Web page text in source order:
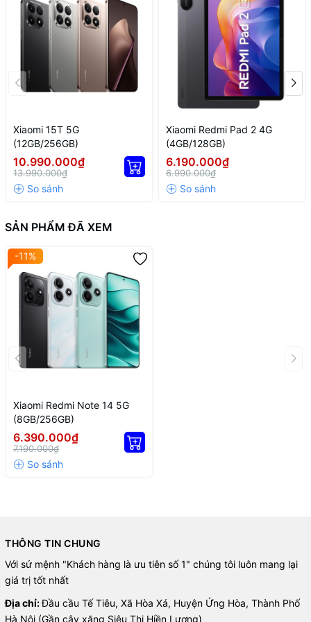
7025-Ultra, bộ xử lý tám nhân 6 nm với tốc độ lên đến 2.5 GHz,
kết hợp cùng RAM 8 GB, giúp máy xử lý mượt mà mọi tác vụ. Dù
duyệt web, sử dụng mạng xã hội hay chơi game nặng, thiết bị vẫn
đảm bảo phản hồi nhanh, chuyển đổi ứng dụng liền mạch mà
không gặp tình trạng giật lag.
Camera đa năng, ghi lại khoảnh khắc tuyệt đẹp
Chiếc điện thoại Xiaomi này sở hữu hệ thống camera ấn tượng với
camera chính 108 MP, hứa hẹn sẽ chụp những bức ảnh tuyệt đẹp
với độ chi tiết và rõ nét vượt trội, cho phép bạn lưu giữ những kỷ
niệm của mình với chất lượng sống động, ngay cả trong điều kiện
ánh sáng khó khăn.
Redmi Note 14 5G giúp bạn chụp cận cảnh rõ nét với camera
macro 2 MP, cho phép bắt trọn những chi tiết nhỏ mà mắt thường
khó thấy. Ngoài ra, camera góc siêu rộng 8 MP giúp bạn thu trọn
cảnh vật rộng lớn, chụp ảnh nhóm dễ dàng hay ghi lại những
Xiaomi 15T 5G
(12GB/256GB)
10.990.000₫
13.990.000₫
Xiaomi Redmi Pad 2 4G
(4GB/128GB)
6.190.000₫
6.990.000₫
SẢN PHẨM ĐÃ XEM
-11%
Xiaomi Redmi Note 14 5G
(8GB/256GB)
6.390.000₫
7.190.000₫
THÔNG TIN CHUNG
Với sứ mệnh "Khách hàng là ưu tiên số 1" chúng tôi luôn mang lại
giá trị tốt nhất
Địa chỉ:Đầu cầu Tế Tiêu, Xã Hòa Xá, Huyện Ứng Hòa, Thành Phố
Hà Nội (Gần cây xăng Siêu Thị Hiền Lương)